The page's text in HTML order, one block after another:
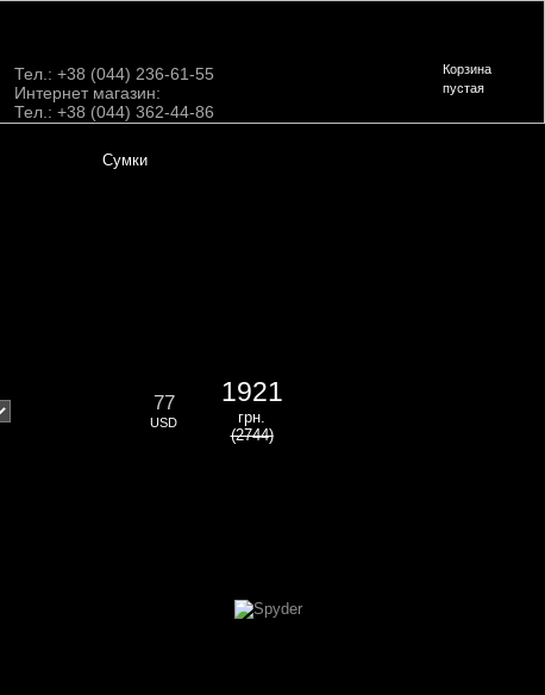
Сумки
77
USD
1921
грн.
(2744)
Тел.: +38 (044) 236-61-55
Интернет магазин:
Тел.: +38 (044) 362-44-86
Корзина
пустая